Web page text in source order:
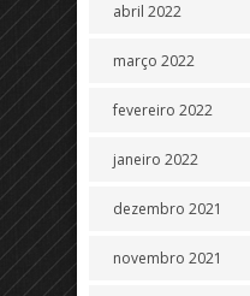
abril 2022
março 2022
fevereiro 2022
janeiro 2022
dezembro 2021
novembro 2021